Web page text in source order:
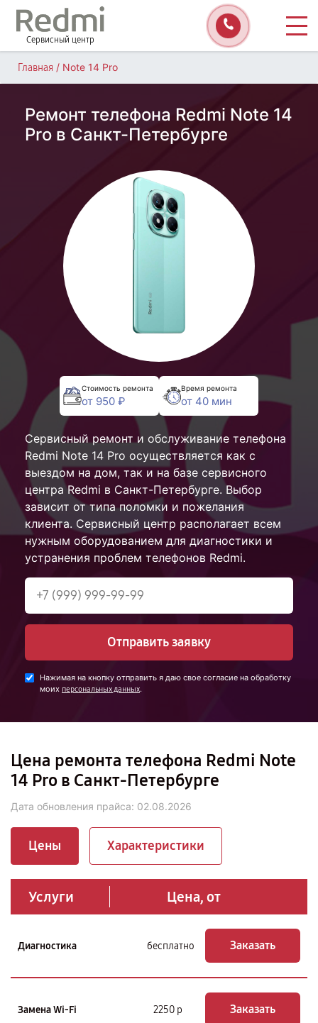
Сервисный центр
Главная / Note 14 Pro
Ремонт телефона Redmi Note 14
Pro в Санкт-Петербурге
Стоимость ремонта
от 950 ₽
Время ремонта
от 40 мин
Сервисный ремонт и обслуживание телефона
Redmi Note 14 Pro осуществляется как с
выездом на дом, так и на базе сервисного
центра Redmi в Санкт-Петербурге. Выбор
зависит от типа поломки и пожелания
клиента. Сервисный центр располагает всем
нужным оборудованием для диагностики и
устранения проблем телефонов Redmi.
Отправить заявку
Нажимая на кнопку отправить я даю свое согласие на обработку
моих персональных данных.
Цена ремонта телефона Redmi Note
14 Pro в Санкт-Петербурге
Дата обновления прайса: 02.08.2026
Цены Характеристики
Услуги Цена, от
Диагностика бесплатно Заказать
Замена Wi-Fi 2250 р Заказать